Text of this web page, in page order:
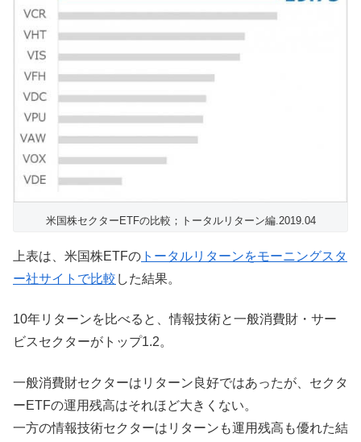
米国株セクターETFの比較；トータルリターン編.2019.04
上表は、米国株ETFの トータルリターンをモーニングスタ
ー社サイトで比較 した結果。
10年リターンを比べると、情報技術と一般消費財・サー
ビスセクターがトップ1.2。
一般消費財セクターはリターン良好ではあったが、セクタ
ーETFの運用残高はそれほど大きくない。
一方の情報技術セクターはリターンも運用残高も優れた結